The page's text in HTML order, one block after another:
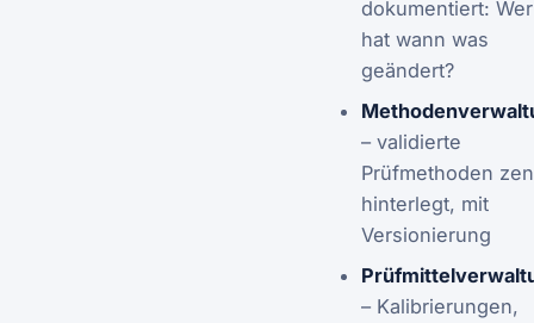
dokumentiert: Wer
hat wann was
geändert?
– validierte
Prüfmethoden
hinterlegt, mit
Versionierung
– Kalibrierungen,